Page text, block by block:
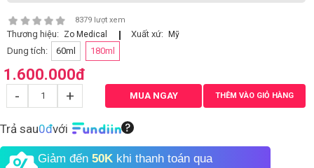
Shop All Brand A-
Z
8379 lượt xem
Thương hiệu: Zo Medical Xuất xứ: Mỹ
Dung tích: 60ml 180ml
1.600.000đ
- + MUA NGAY THÊM VÀO GIỎ HÀNG
Trả sau0đvới
Giảm đến 50K khi thanh toán qua